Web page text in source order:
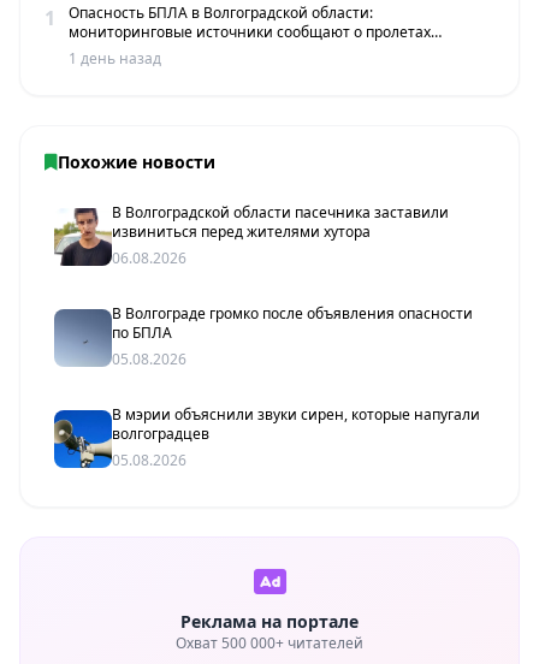
1
Опасность БПЛА в Волгоградской области:
мониторинговые источники сообщают о пролетах
беспилотников
1 день назад
Похожие новости
В Волгоградской области пасечника заставили
извиниться перед жителями хутора
06.08.2026
В Волгограде громко после объявления опасности
по БПЛА
05.08.2026
В мэрии объяснили звуки сирен, которые напугали
волгоградцев
05.08.2026
Реклама на портале
Охват 500 000+ читателей